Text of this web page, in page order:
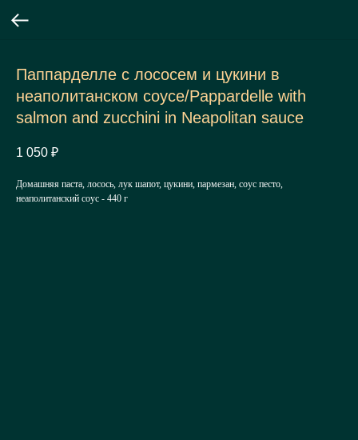
Паппарделле с лососем и цукини в
неаполитанском соусе/Pappardelle with
salmon and zucchini in Neapolitan sauce
1 050 ₽
Домашняя паста, лосось, лук шапот, цукини, пармезан, соус песто,
неаполитанский соус - 440 г